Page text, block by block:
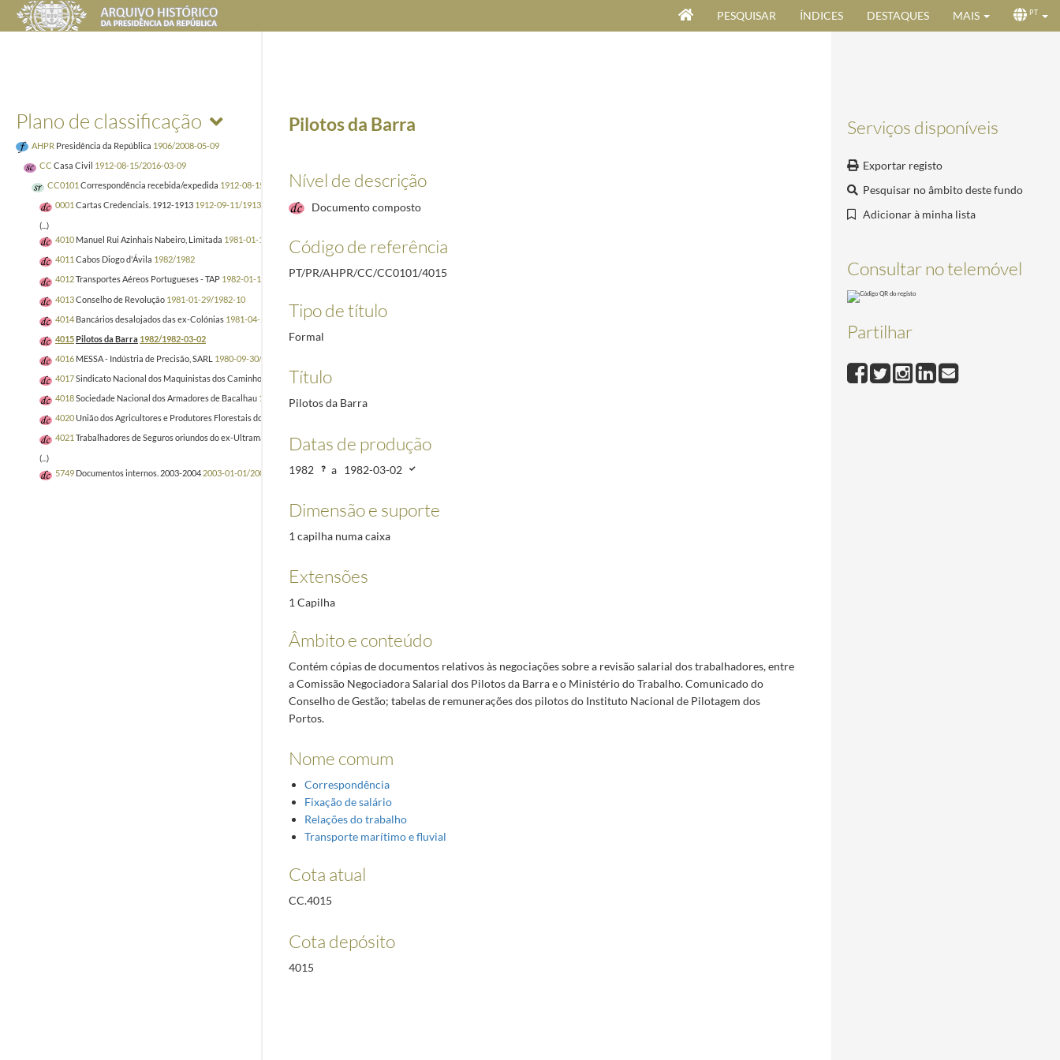
PESQUISAR ÍNDICES DESTAQUES MAIS PT
Plano de classificação
AHPR Presidência da República 1906/2008-05-09
CC Casa Civil 1912-08-15/2016-03-09
CC0101 Correspondência recebida/expedida 1912-08-15/2006-12-29
0001 Cartas Credenciais. 1912-1913 1912-09-11/1913-10-22
(...)
4010 Manuel Rui Azinhais Nabeiro, Limitada 1981-01-19/1982-02-22
4011 Cabos Diogo d'Ávila 1982/1982
4012Transportes Aéreos Portugueses - TAP 1982-01-18/1985-07-22
4013Conselho de Revolução 1981-01-29/1982-10
4014 Bancários desalojados das ex-Colónias 1981-04-24/1983-06-06
4015Pilotos da Barra 1982/1982-03-02
4016 MESSA - Indústria de Precisão, SARL 1980-09-30/1985-02-22
4017Sindicato Nacional dos Maquinistas dos Caminhos de Ferro Portugueses
4018Sociedade Nacional dos Armadores de Bacalhau 1982/1982-03-10
4020União dos Agricultores e Produtores Florestais do Concelho de Miranda do Corvo.
4021 Trabalhadores de Seguros oriundos do ex-Ultramar Português 1982-02-24/1982-05-31
(...)
5749 Documentos internos. 2003-2004 2003-01-01/2004-12-31
Serviços disponíveis
Exportar registo
Pesquisar no âmbito deste fundo
Adicionar à minha lista
Consultar no telemóvel
Partilhar
Pilotos da Barra
Nível de descrição
Documento composto
Código de referência
PT/PR/AHPR/CC/CC0101/4015
Tipo de título
Formal
Título
Pilotos da Barra
Datas de produção
1982 a 1982-03-02
Dimensão e suporte
1 capilha numa caixa
Extensões
1 Capilha
Âmbito e conteúdo
Contém cópias de documentos relativos às negociações sobre a revisão salarial dos trabalhadores, entre
a Comissão Negociadora Salarial dos Pilotos da Barra e o Ministério do Trabalho. Comunicado do
Conselho de Gestão; tabelas de remunerações dos pilotos do Instituto Nacional de Pilotagem dos
Portos.
Nome comum
Correspondência
Fixação de salário
Relações do trabalho
Transporte marítimo e fluvial
Cota atual
CC.4015
Cota depósito
4015